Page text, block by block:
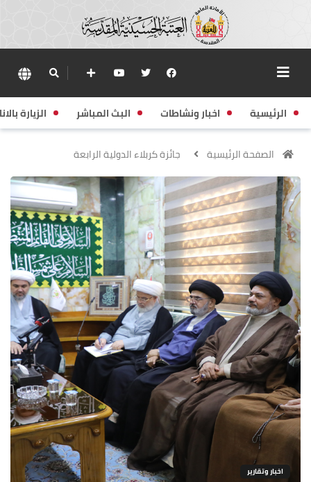
الرئيسية اخبار ونشاطات البث المباشر الزيارة
الصفحة الرئيسية جائزة كربلاء الدولية الرابعة
اخبار وتقارير